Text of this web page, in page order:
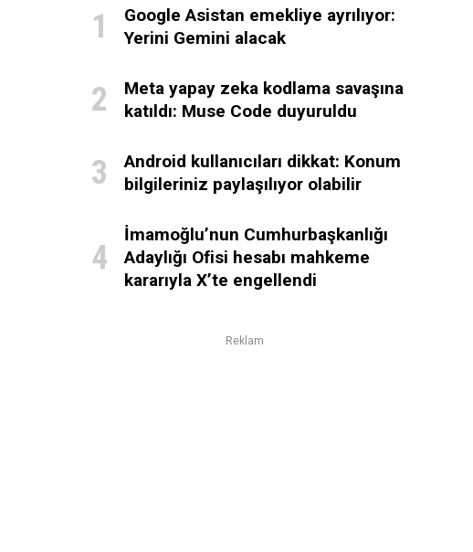
Google Asistan emekliye ayrılıyor:
Yerini Gemini alacak
Meta yapay zeka kodlama savaşına
katıldı: Muse Code duyuruldu
Android kullanıcıları dikkat: Konum
bilgileriniz paylaşılıyor olabilir
İmamoğlu’nun Cumhurbaşkanlığı
Adaylığı Ofisi hesabı mahkeme
kararıyla X’te engellendi
Reklam